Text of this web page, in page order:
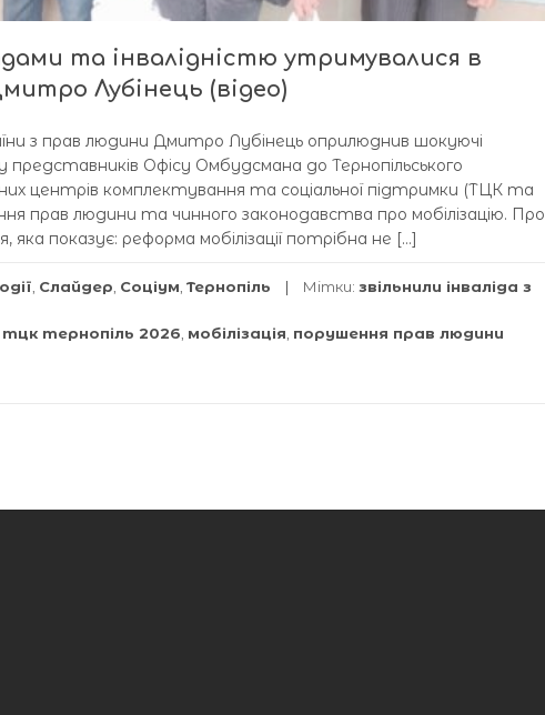
та інвалідністю утримувалися в
Лубінець (відео)
з прав людини Дмитро Лубінець оприлюднив шокуючі
Офісу Омбудсмана до Тернопільського
центрів комплектування та соціальної підтримки (ТЦК та
прав людини та чинного законодавства про мобілізацію. Про
показує: реформа мобілізації потрібна не […]
Слайдер Соціум Тернопіль Мітки: звільнили інваліда з
тцк тернопіль 2026 мобілізація порушення прав людини